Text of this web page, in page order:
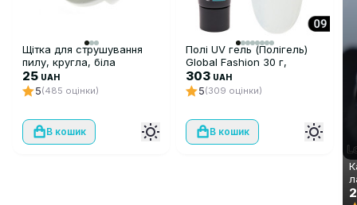
Щітка для струшування
пилу, кругла, біла
25 UAH
5(485 оцінки)
В кошик
Полі UV гель (Полігель)
Global Fashion 30 г,
прозорий 09
303 UAH
5(309 оцінки)
В кошик